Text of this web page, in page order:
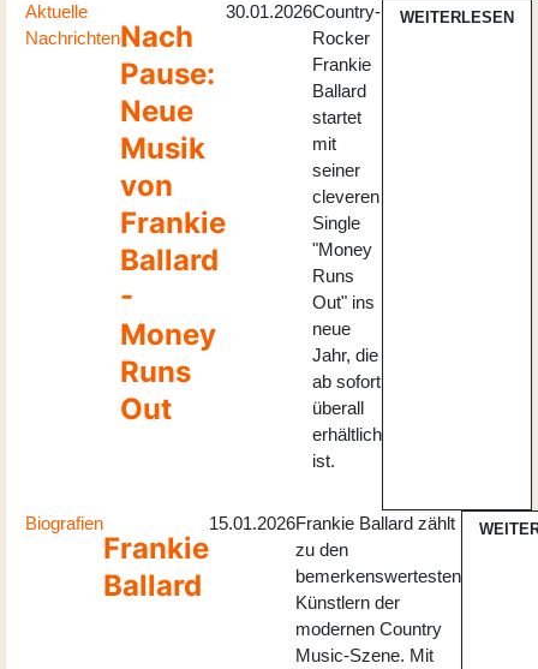
Aktuelle
NachrichtenNach
Pause:
Neue
Musik
von
Frankie
Ballard
-
Money
Runs
Out
30.01.2026Country-
Rocker
Frankie
Ballard
startet
mit
seiner
cleveren
Single
"Money
Runs
Out" ins
neue
Jahr, die
ab sofort
überall
erhältlich
ist.
WEITERLESEN
Biografien
Frankie
Ballard
15.01.2026Frankie Ballard zählt
zu den
bemerkenswertesten
Künstlern der
modernen Country
Music-Szene. Mit